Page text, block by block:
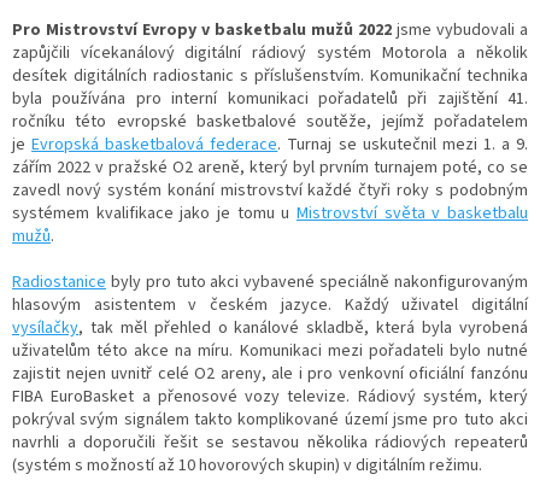
Pro Mistrovství Evropy v basketbalu mužů 2022 jsme vybudovali a
zapůjčili vícekanálový digitální rádiový systém Motorola a několik
desítek digitálních radiostanic s příslušenstvím. Komunikační technika
byla používána pro interní komunikaci pořadatelů při zajištění 41.
ročníku této evropské basketbalové soutěže, jejímž pořadatelem
jeEvropská basketbalová federace. Turnaj se uskutečnil mezi 1. a 9.
zářím 2022 v pražské O2 areně, který byl prvním turnajem poté, co se
zavedl nový systém konání mistrovství každé čtyři roky s podobným
systémem kvalifikace jako je tomu u Mistrovství světa v basketbalu
mužů.
Radiostanice byly pro tuto akci vybavené speciálně nakonfigurovaným
hlasovým asistentem v českém jazyce. Každý uživatel digitální
vysílačky, tak měl přehled o kanálové skladbě, která byla vyrobená
uživatelům této akce na míru. Komunikaci mezi pořadateli bylo nutné
zajistit nejen uvnitř celé O2 areny, ale i pro venkovní oficiální fanzónu
FIBA EuroBasket a přenosové vozy televize. Rádiový systém, který
pokrýval svým signálem takto komplikované území jsme pro tuto akci
navrhli a doporučili řešit se sestavou několika rádiových repeaterů
(systém s možností až 10 hovorových skupin) v digitálním režimu.